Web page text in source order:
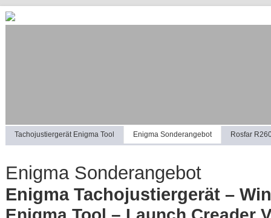
Tachojustiergerät Enigma Tool Enigma Sonderangebot Rosfar
Enigma Sonderangebot
Enigma Tachojustiergerät –